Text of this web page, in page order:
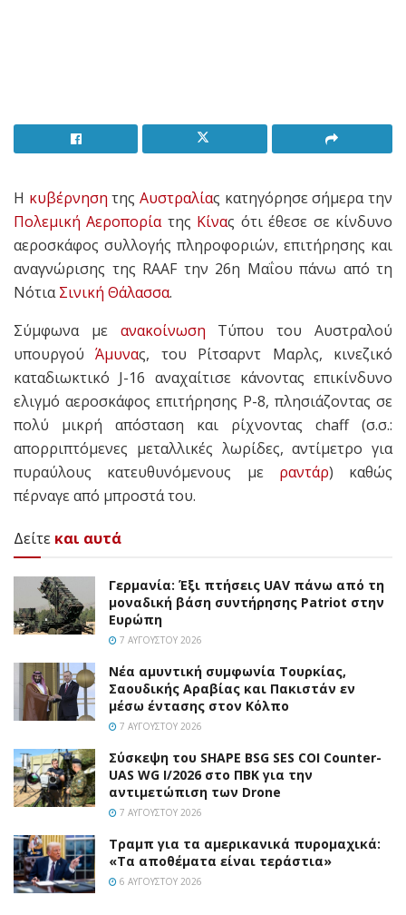
Η κυβέρνηση τηςΑυστραλίας κατηγόρησε σήμερα την
Πολεμική Αεροπορίατης Κίνας ότι έθεσε σε κίνδυνο
αεροσκάφος συλλογής πληροφοριών, επιτήρησης και
αναγνώρισης της RAAF την 26η Μαΐου πάνω από τη
ΝότιαΣινική Θάλασσα.
Σύμφωνα με ανακοίνωση Τύπου του Αυστραλού
υπουργούΆμυνας, του Ρίτσαρντ Μαρλς, κινεζικό
καταδιωκτικό J-16 αναχαίτισε κάνοντας επικίνδυνο
ελιγμό αεροσκάφος επιτήρησης P-8, πλησιάζοντας σε
πολύ μικρή απόσταση και ρίχνοντας chaff (σ.σ.:
απορριπτόμενες μεταλλικές λωρίδες, αντίμετρο για
πυραύλους κατευθυνόμενους με ραντάρ) καθώς
πέρναγε από μπροστά του.
Δείτε και αυτά
Γερμανία: Έξι πτήσεις UAV πάνω από τη
μοναδική βάση συντήρησης Patriot στην
Ευρώπη
7 ΑΥΓΟΎΣΤΟΥ 2026
Νέα αμυντική συμφωνία Τουρκίας,
Σαουδικής Αραβίας και Πακιστάν εν
μέσω έντασης στον Κόλπο
7 ΑΥΓΟΎΣΤΟΥ 2026
Σύσκεψη του SHAPE BSG SES COI Counter-
UAS WG I/2026 στο ΠΒΚ για την
αντιμετώπιση των Drone
7 ΑΥΓΟΎΣΤΟΥ 2026
Τραμπ για τα αμερικανικά πυρομαχικά:
«Τα αποθέματα είναι τεράστια»
6 ΑΥΓΟΎΣΤΟΥ 2026